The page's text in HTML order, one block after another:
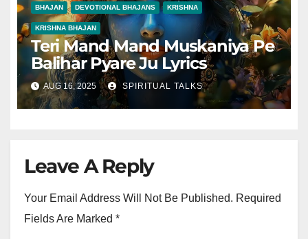
BHAJAN DEVOTIONAL BHAJANS KRISHNA
KRISHNA BHAJAN
Teri Mand Mand Muskaniya Pe
Balihar Pyare Ju Lyrics
AUG 16, 2025 SPIRITUAL TALKS
Leave A Reply
Your Email Address Will Not Be Published. Required
Fields Are Marked *